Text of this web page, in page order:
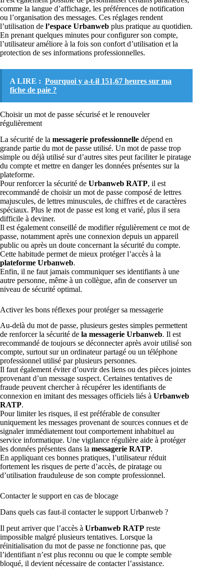
comme la langue d’affichage, les préférences de notification
ou l’organisation des messages. Ces réglages rendent
l’utilisation de l’espace Urbanweb plus pratique au quotidien.
En prenant quelques minutes pour configurer son compte,
l’utilisateur améliore à la fois son confort d’utilisation et la
protection de ses informations professionnelles.
A LIRE : Pourquoi y a-t-il 151,67 heures sur ma
fiche de paie ?
Choisir un mot de passe sécurisé et le renouveler
régulièrement
La sécurité de la messagerie professionnelle dépend en
grande partie du mot de passe utilisé. Un mot de passe trop
simple ou déjà utilisé sur d’autres sites peut faciliter le piratage
du compte et mettre en danger les données présentes sur la
plateforme.
Pour renforcer la sécurité de Urbanweb RATP, il est
recommandé de choisir un mot de passe composé de lettres
majuscules, de lettres minuscules, de chiffres et de caractères
spéciaux. Plus le mot de passe est long et varié, plus il sera
difficile à deviner.
Il est également conseillé de modifier régulièrement ce mot de
passe, notamment après une connexion depuis un appareil
public ou après un doute concernant la sécurité du compte.
Cette habitude permet de mieux protéger l’accès à la
plateforme Urbanweb.
Enfin, il ne faut jamais communiquer ses identifiants à une
autre personne, même à un collègue, afin de conserver un
niveau de sécurité optimal.
Activer les bons réflexes pour protéger sa messagerie
Au-delà du mot de passe, plusieurs gestes simples permettent
de renforcer la sécurité de la messagerie Urbanweb. Il est
recommandé de toujours se déconnecter après avoir utilisé son
compte, surtout sur un ordinateur partagé ou un téléphone
professionnel utilisé par plusieurs personnes.
Il faut également éviter d’ouvrir des liens ou des pièces jointes
provenant d’un message suspect. Certaines tentatives de
fraude peuvent chercher à récupérer les identifiants de
connexion en imitant des messages officiels liés à Urbanweb
RATP.
Pour limiter les risques, il est préférable de consulter
uniquement les messages provenant de sources connues et de
signaler immédiatement tout comportement inhabituel au
service informatique. Une vigilance régulière aide à protéger
les données présentes dans la messagerie RATP.
En appliquant ces bonnes pratiques, l’utilisateur réduit
fortement les risques de perte d’accès, de piratage ou
d’utilisation frauduleuse de son compte professionnel.
Contacter le support en cas de blocage
Dans quels cas faut-il contacter le support Urbanweb ?
Il peut arriver que l’accès à Urbanweb RATP reste
impossible malgré plusieurs tentatives. Lorsque la
réinitialisation du mot de passe ne fonctionne pas, que
l’identifiant n’est plus reconnu ou que le compte semble
bloqué, il devient nécessaire de contacter l’assistance.